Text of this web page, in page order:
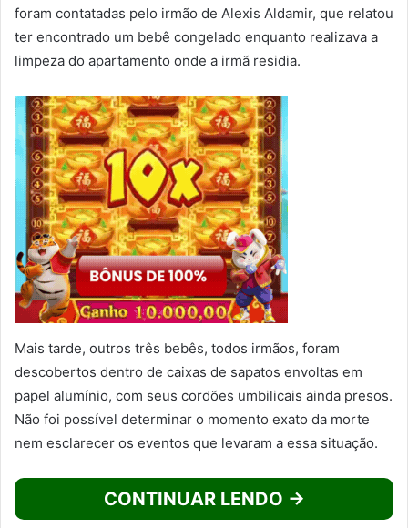
foram contatadas pelo irmão de Alexis Aldamir, que relatou
ter encontrado um bebê congelado enquanto realizava a
limpeza do apartamento onde a irmã residia.
Mais tarde, outros três bebês, todos irmãos, foram
descobertos dentro de caixas de sapatos envoltas em
papel alumínio, com seus cordões umbilicais ainda presos.
Não foi possível determinar o momento exato da morte
nem esclarecer os eventos que levaram a essa situação.
CONTINUAR LENDO →